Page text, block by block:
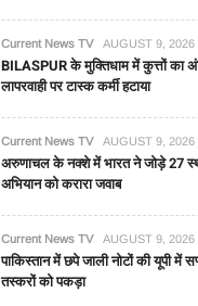
Current News TV AUGUST 9, 2026
BILASPUR के मुक्तिधाम में कुत्तों का
लापरवाही पर टास्क कर्मी हटाया
Current News TV AUGUST 9, 2026
अरुणाचल के नक्शे में भारत ने जोड़े 27
अभियान को करारा जवाब
Current News TV AUGUST 9, 2026
पाकिस्तान में छपे जाली नोटों की यूपी में
तस्करों को पकड़ा